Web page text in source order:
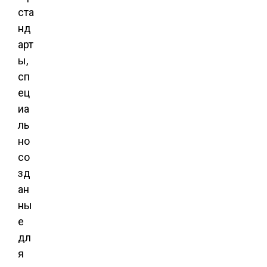
ста
нд
арт
ы,
сп
ец
иа
ль
но
со
зд
ан
ны
е
дл
я